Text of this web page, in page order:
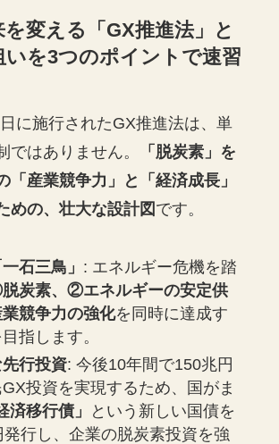
を変える「GX推進法」と
いを3つのポイントで速習
に施行されたGX推進法は、単
ではありません。
「脱炭素」を
「産業競争力」と「経済成長」
めの、壮大な設計図 です。
石三鳥」 : エネルギー危機を踏
炭素、②エネルギーの安定供
競争力の強化を同時に達成す
指します。
行投資: 今後10年間で150兆円
投資を実現するため、国がま
済移行債」
という新しい国債を
発行し、企業の脱炭素投資を強